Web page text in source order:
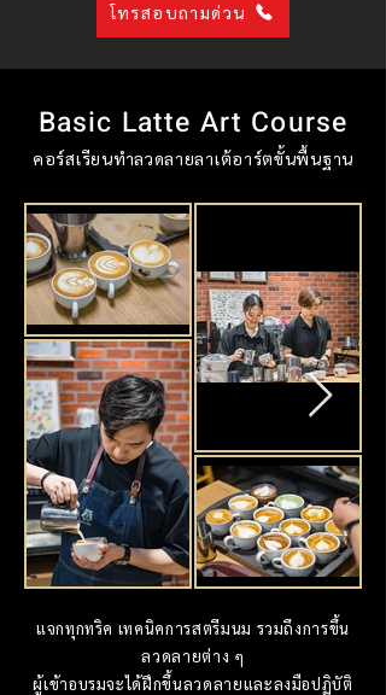
โทรสอบถามด่วน
Basic Latte Art Course
คอร์สเรียนทำลวดลายลาเต้อาร์ตขั้นพื้นฐาน
แจกทุกทริค เทคนิคการสตรีมนม รวมถึงการขึ้น
ลวดลายต่าง ๆ
ผู้เข้าอบรมจะได้ฝึกขึ้นลวดลายและลงมือปฏิบัติ